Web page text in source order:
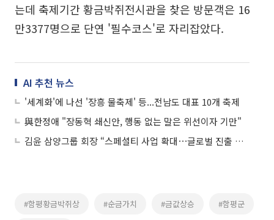
는데 축제기간 황금박쥐전시관을 찾은 방문객은 16
만3377명으로 단연 '필수코스'로 자리잡았다.
AI 추천 뉴스
'세계화'에 나선 '장흥 물축제' 등...전남도 대표 10개 축제
與한정애 "장동혁 쇄신안, 행동 없는 말은 위선이자 기만"
김윤 삼양그룹 회장 “스페셜티 사업 확대⋯글로벌 진출 속도 낼 것”
#함평황금박쥐상 #순금가치 #금값상승 #함평군